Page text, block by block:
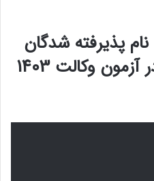
شماره 2 ثبت نام پذیرفته شدگان
وکالت 1403